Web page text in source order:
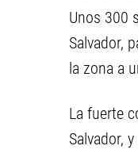
Unos 300
Salvador,
la zona a
La fuerte
Salvador,